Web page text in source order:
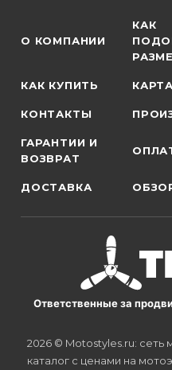
О КОМПАНИИ
КАК
КАК КУПИТЬ
КОНТАКТЫ
ГАРАНТИИ И
ВОЗВРАТ
ДОСТАВКА
Ответственные за
2026 © Motostyles.ru: сеть
каталог с ценами на